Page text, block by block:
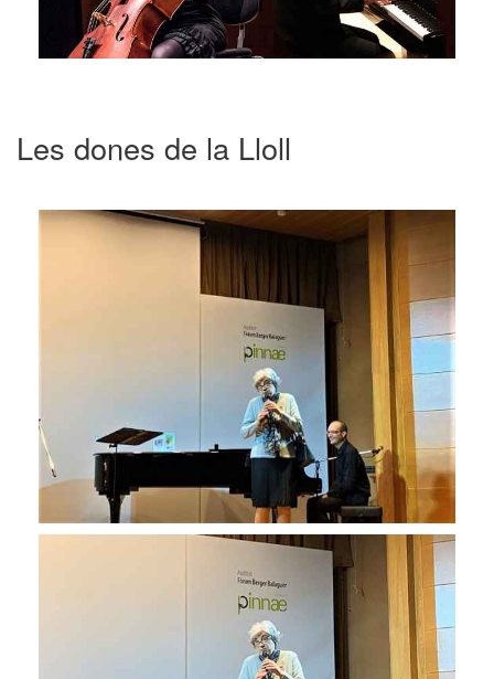
Les dones de la Lloll